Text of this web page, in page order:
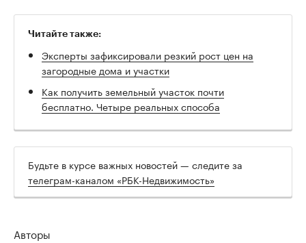
Читайте также:
Эксперты зафиксировали резкий рост цен на
загородные дома и участки
Как получить земельный участок почти
бесплатно. Четыре реальных способа
Будьте в курсе важных новостей — следите за
телеграм-каналом «РБК-Недвижимость»
Авторы